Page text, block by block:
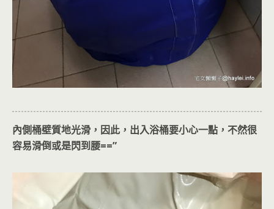
內側桶壁質地光滑，因此，出入浴桶要小心一點，不然很
容易滑倒或是閃到腰==”